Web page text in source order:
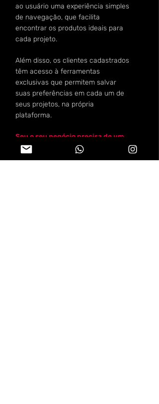
ao usuário uma experiência simples
de navegação, que facilita
encontrar os produtos ideais para
cada projeto.
Além disso, os clientes cadastrados
têm acesso à ferramentas
exclusivas que permitem salvar
suas preferências em cada um de
seus projetos, na própria
plataforma.
Seu o seu negócio precisa de um
site que valorize a sua marca, fale
com a ZigZag: